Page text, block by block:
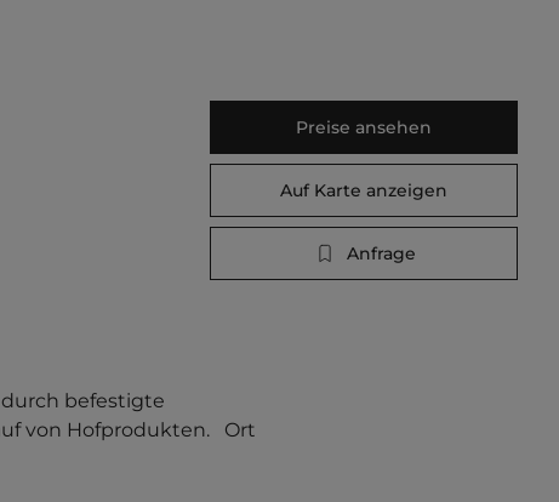
Preise ansehen
Auf Karte anzeigen
Anfrage
befestigte
von Hofprodukten.   Ort